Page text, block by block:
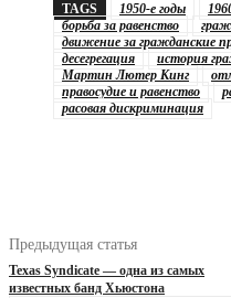
TAGS 1950-е годы
борьба за равенство
движение за гражданские
десегрегация
история
Мартин Лютер Кинг
правосудие и равенство
расовая дискриминация
Предыдущая статья
Texas Syndicate — одна из самых
известных банд Хьюстона